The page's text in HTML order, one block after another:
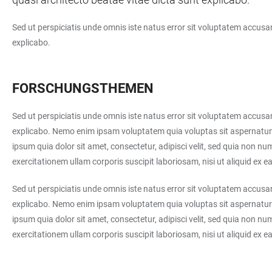
Sed ut perspiciatis unde omnis iste natus error sit voluptatem
explicabo.
FORSCHUNGSTHEMEN
Sed ut perspiciatis unde omnis iste natus error sit voluptatem
explicabo. Nemo enim ipsam voluptatem quia voluptas sit
ipsum quia dolor sit amet, consectetur, adipisci velit, sed quia non
exercitationem ullam corporis suscipit laboriosam, nisi ut aliquid ex
Sed ut perspiciatis unde omnis iste natus error sit voluptatem
explicabo. Nemo enim ipsam voluptatem quia voluptas sit
ipsum quia dolor sit amet, consectetur, adipisci velit, sed quia non
exercitationem ullam corporis suscipit laboriosam, nisi ut aliquid ex